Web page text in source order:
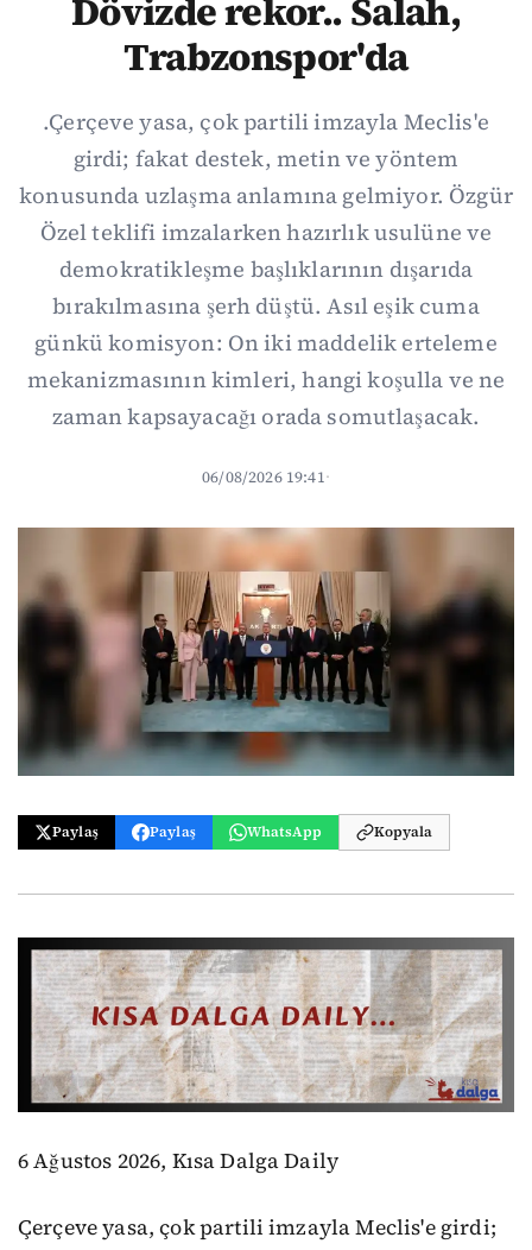
Dövizde rekor.. Salah,
Trabzonspor'da
.Çerçeve yasa, çok partili imzayla Meclis'e
girdi; fakat destek, metin ve yöntem
konusunda uzlaşma anlamına gelmiyor. Özgür
Özel teklifi imzalarken hazırlık usulüne ve
demokratikleşme başlıklarının dışarıda
bırakılmasına şerh düştü. Asıl eşik cuma
günkü komisyon: On iki maddelik erteleme
mekanizmasının kimleri, hangi koşulla ve ne
zaman kapsayacağı orada somutlaşacak.
06/08/2026 19:41·
Paylaş Paylaş WhatsApp Kopyala
6 Ağustos 2026, Kısa Dalga Daily
Çerçeve yasa, çok partili imzayla Meclis'e girdi;